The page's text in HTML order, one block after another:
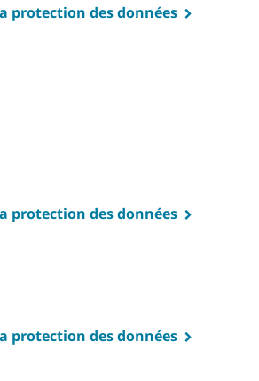
protection des données
protection des données
protection des données